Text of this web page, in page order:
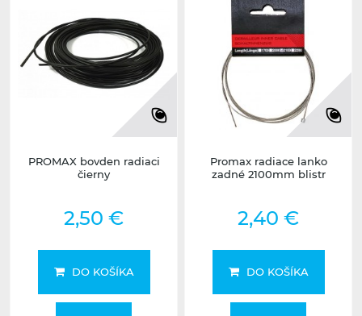
PROMAX bovden radiaci
čierny
2,50 €
DO KOŠÍKA
Promax radiace lanko
zadné 2100mm blistr
2,40 €
DO KOŠÍKA